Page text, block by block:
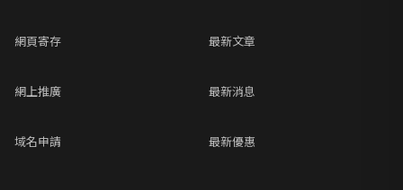
網頁寄存
網上推廣
域名申請
最新文章
最新消息
最新優惠